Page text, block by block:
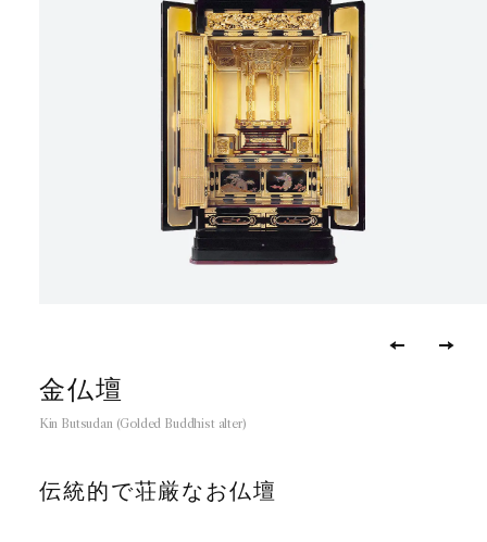
金仏壇
Kin Butsudan (Golded Buddhist alter)
伝統的で荘厳なお仏壇